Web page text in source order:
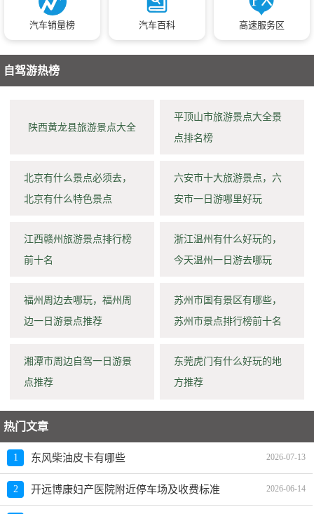
汽车销量榜 汽车百科 高速服务区
自驾游热榜
陕西黄龙县旅游景点大全
平顶山市旅游景点大全景
点排名榜
北京有什么景点必须去，
北京有什么特色景点
六安市十大旅游景点，六
安市一日游哪里好玩
江西赣州旅游景点排行榜
前十名
浙江温州有什么好玩的，
今天温州一日游去哪玩
福州周边去哪玩，福州周
边一日游景点推荐
苏州市国有景区有哪些，
苏州市景点排行榜前十名
湘潭市周边自驾一日游景
点推荐
东莞虎门有什么好玩的地
方推荐
热门文章
1 东风柴油皮卡有哪些 2026-07-13
2 开远博康妇产医院附近停车场及收费标准 2026-06-14